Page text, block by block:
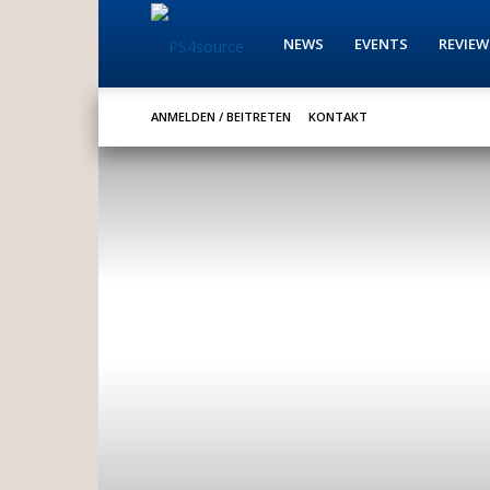
PS4source
NEWS EVENTS
ANMELDEN / BEITRETEN KONTAKT